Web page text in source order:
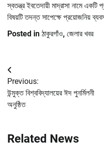
স্বতন্ত্র ইবতেদায়ী মাদ্রাসা নামে একটি
বিষয়টি তদন্ত সাপেক্ষে প্রয়োজনিয়
Posted in ঠাকুরগাঁও, জেলার খবর
Post
navigation
Previous:
উন্মুক্ত বিশ্ববিদ্যালয়ের ঈদ পুনর্মিলনী
অনুষ্ঠিত
Related News